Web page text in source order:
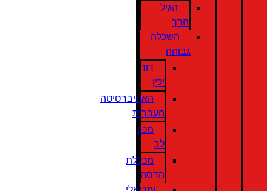
הגיל
הרך
השכלה
גבוהה
דוד
ילין
האוניברסיטה
העברית
מכון
לב
מכללת
הדסה